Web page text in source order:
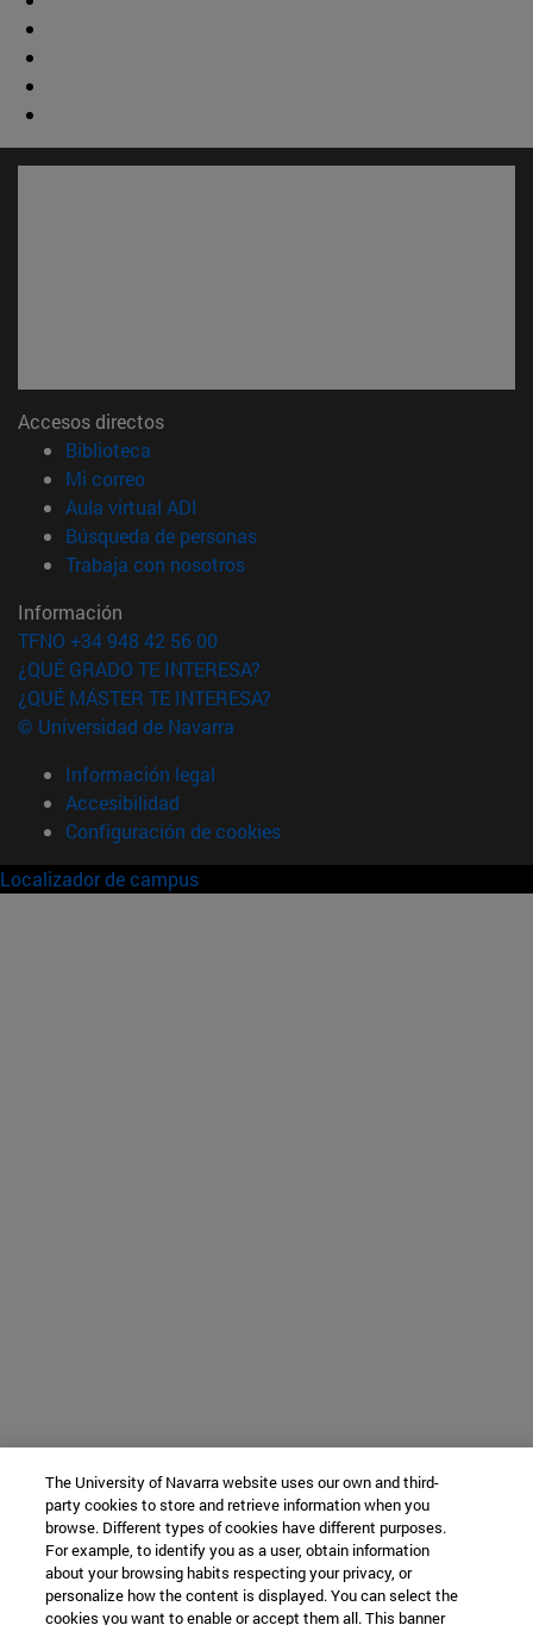
Accesos directos
Biblioteca
Mi correo(abre en nueva ventana)
Aula virtual ADI
Búsqueda de personas(abre en nueva ventana)
Trabaja con nosotros(abre en nueva ventana)
Información
TFNO +34 948 42 56 00
¿QUÉ GRADO TE INTERESA?
¿QUÉ MÁSTER TE INTERESA?
© Universidad de Navarra
Información legal
Accesibilidad
Configuración de cookies
Localizador de campus
The University of Navarra website uses our own and third-
party cookies to store and retrieve information when you
browse. Different types of cookies have different purposes.
For example, to identify you as a user, obtain information
about your browsing habits respecting your privacy, or
personalize how the content is displayed. You can select the
cookies you want to enable or accept them all. This banner